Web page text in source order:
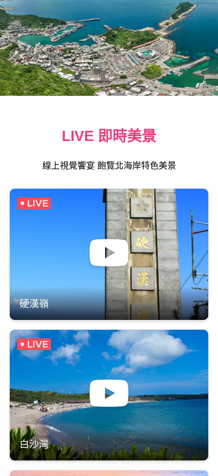
LIVE 即時美景
線上視覺饗宴 飽覽北海岸特色美景
硬漢嶺
白沙灣